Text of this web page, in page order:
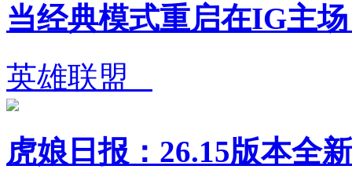
当经典模式重启在IG主
英雄联盟
虎娘日报：26.15版本全